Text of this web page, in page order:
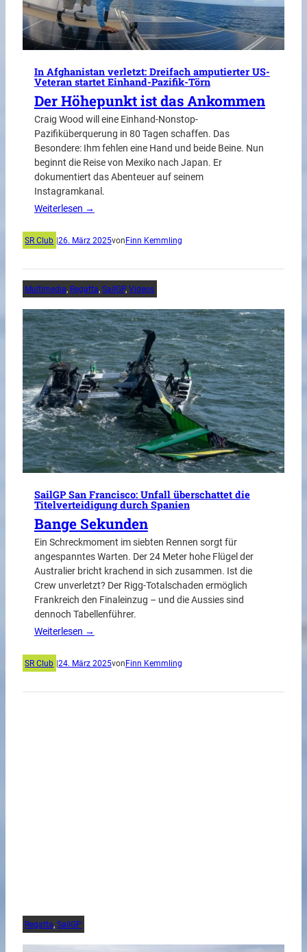
In Afghanistan verletzt: Dreifach amputierter US-
Veteran startet Einhand-Pazifik-Törn
Der Höhepunkt ist das Ankommen
Craig Wood will eine Einhand-Nonstop-
Pazifiküberquerung in 80 Tagen schaffen. Das
Besondere: Ihm fehlen eine Hand und beide Beine. Nun
beginnt die Reise von Mexiko nach Japan. Er
dokumentiert das Abenteuer auf seinem
Instagramkanal.
Weiterlesen →
SR Club |26. März 2025vonFinn Kemmling
Multimedia, Regatta, SailGP, Videos
SailGP San Francisco: Unfall überschattet die
Titelverteidigung durch Spanien
Bange Sekunden
Ein Schreckmoment im siebten Rennen sorgt für
angespanntes Warten. Der 24 Meter hohe Flügel der
Australier bricht krachend in sich zusammen. Ist die
Crew unverletzt? Der Rigg-Totalschaden ermöglich
Frankreich den Finaleinzug – und die Aussies sind
dennoch Tabellenführer.
Weiterlesen →
SR Club |24. März 2025vonFinn Kemmling
Regatta, SailGP